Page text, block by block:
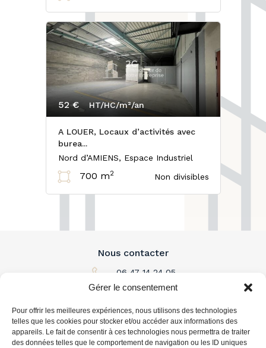
Gérer le consentement
Pour offrir les meilleures expériences, nous utilisons des technologies
telles que les cookies pour stocker et/ou accéder aux informations des
appareils. Le fait de consentir à ces technologies nous permettra de traiter
des données telles que le comportement de navigation ou les ID uniques
A LOUER, Locaux d’activités avec
burea...
Non divisibles
52 € HT/HC/m²/an
Nord d’AMIENS, Espace Industriel
700 m2
L'immobilier à louer
Nous contacter
06 47 14 24 05
Par email